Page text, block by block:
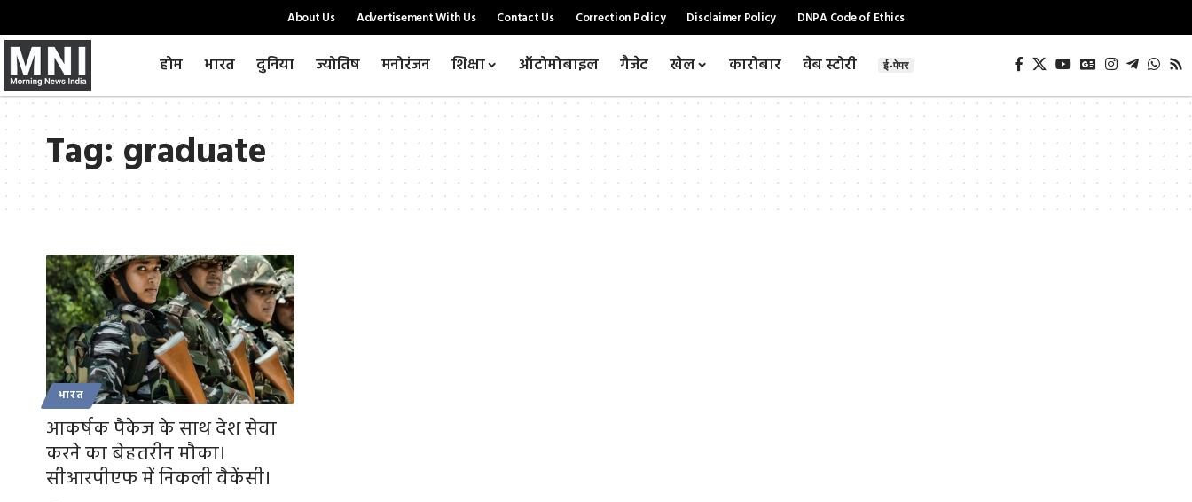
About Us Advertisement With Us Contact Us Correction Policy Disclaimer Policy DNPA Code of Ethics
होम भारत दुनिया ज्योतिष मनोरंजन शिक्षा ऑटोमोबाइल गैजेट खेल कारोबार वेब स्टोरी ई-पेपर
Tag:graduate
भारत
आकर्षक पैकेज के साथ देश सेवा
करने का बेहतरीन मौका।
सीआरपीएफ में निकली वैकेंसी।